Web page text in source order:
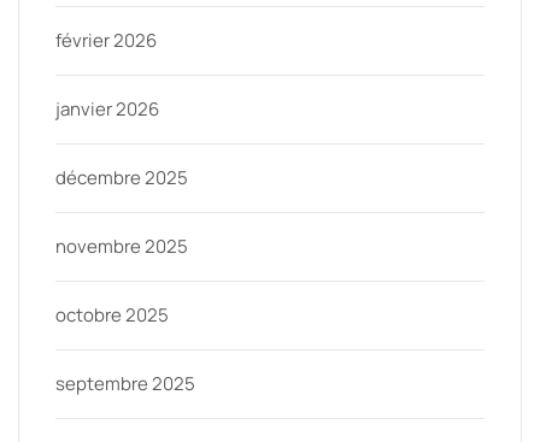
février 2026
janvier 2026
décembre 2025
novembre 2025
octobre 2025
septembre 2025